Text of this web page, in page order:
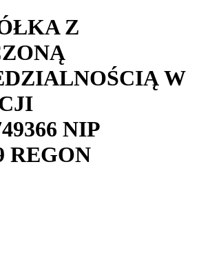
Z
W
NIP
REGON